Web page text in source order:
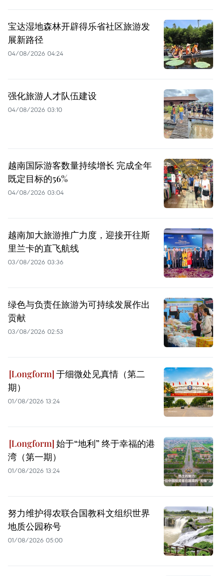
宝达湿地森林开辟得乐省社区旅游发
展新路径
04/08/2026 04:24
强化旅游人才队伍建设
04/08/2026 03:10
越南国际游客数量持续增长 完成全年
既定目标的56%
04/08/2026 03:04
越南加大旅游推广力度，迎接开往斯
里兰卡的直飞航线
03/08/2026 03:36
绿色与负责任旅游为可持续发展作出
贡献
03/08/2026 02:53
于细微处见真情（第二
期）
01/08/2026 13:24
始于“地利” 终于幸福的港
湾（第一期）
01/08/2026 13:24
努力维护得农联合国教科文组织世界
地质公园称号
01/08/2026 05:00